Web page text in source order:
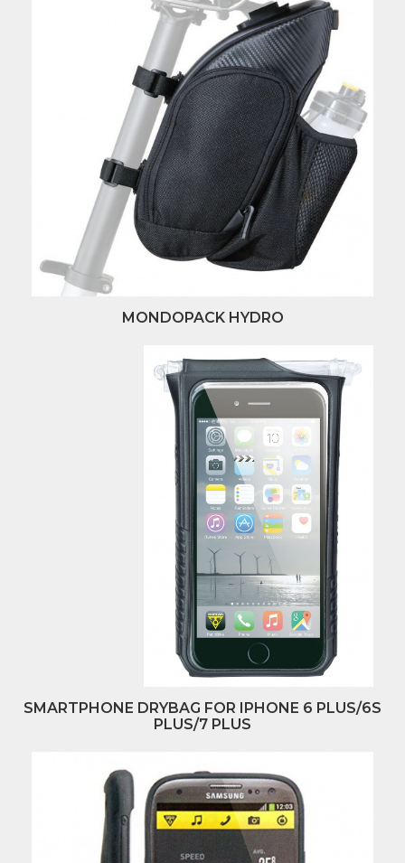
MONDOPACK HYDRO
SMARTPHONE DRYBAG FOR IPHONE 6 PLUS/6S
PLUS/7 PLUS